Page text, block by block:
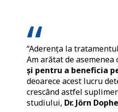
“Aderența la
Am arătat de asemenea
și pentru a beneficia
deoarece acest lucru
crescând astfel
studiului, Dr. Jörn